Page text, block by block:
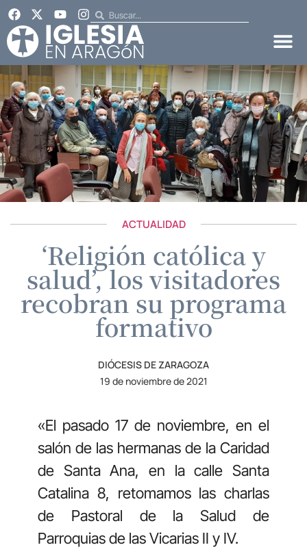
ACTUALIDAD
‘Religión católica y
salud’, los visitadores
recobran su programa
formativo
DIÓCESIS DE ZARAGOZA
19 de noviembre de 2021
«El pasado 17 de noviembre, en el
salón de las hermanas de la Caridad
de Santa Ana, en la calle Santa
Catalina 8, retomamos las charlas
de Pastoral de la Salud de
Parroquias de las Vicarias II y IV.